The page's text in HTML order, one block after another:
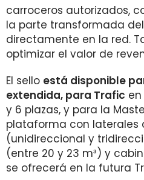
carroceros autorizados,
la parte transformada
directamente en la red.
optimizar el valor de
El sello está disponible
extendida, para Trafic
y 6 plazas, y para la
plataforma con laterales
(unidireccional y
(entre 20 y 23 m³) y
se ofrecerá en la futura